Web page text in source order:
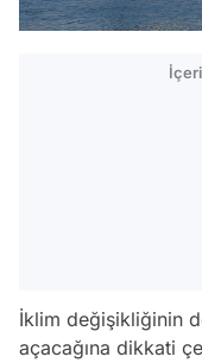
İklim değişikliğinin
açacağına dikkati